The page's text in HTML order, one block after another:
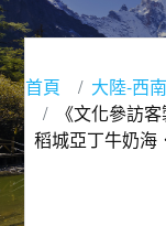
中國
日本
亞洲韓國
首頁 大陸-西南
《文化參訪
稻城亞丁牛奶海